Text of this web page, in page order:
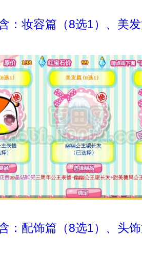
：妆容篇（8选1）、美
：配饰篇（8选1）、头